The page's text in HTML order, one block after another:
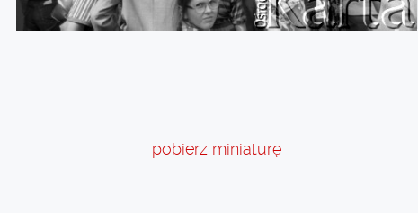
pobierz miniaturę